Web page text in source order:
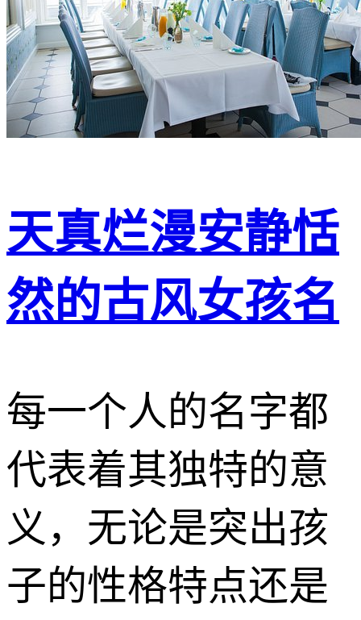
天真烂漫安静恬
然的古风女孩名
每一个人的名字都
代表着其独特的意
义，无论是突出孩
子的性格特点还是